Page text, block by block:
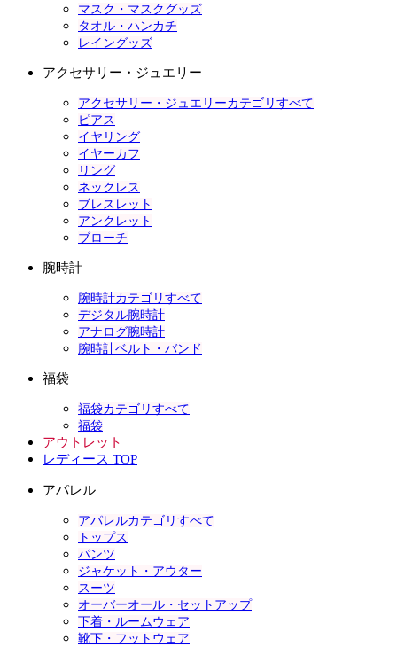
マスク・マスクグッズ
タオル・ハンカチ
レイングッズ
アクセサリー・ジュエリー
アクセサリー・ジュエリーカテゴリすべて
ピアス
イヤリング
イヤーカフ
リング
ネックレス
ブレスレット
アンクレット
ブローチ
腕時計
腕時計カテゴリすべて
デジタル腕時計
アナログ腕時計
腕時計ベルト・バンド
福袋
福袋カテゴリすべて
福袋
アウトレット
レディース TOP
アパレル
アパレルカテゴリすべて
トップス
パンツ
ジャケット・アウター
スーツ
オーバーオール・セットアップ
下着・ルームウェア
靴下・フットウェア